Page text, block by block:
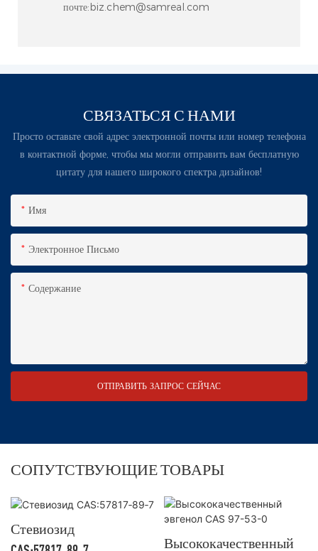
почте:biz.chem@samreal.com
СВЯЗАТЬСЯ С НАМИ
Просто оставьте свой адрес электронной почты или номер телефона
в контактной форме, чтобы мы могли отправить вам бесплатную
цитату для нашего широкого спектра дизайнов!
Имя
Электронное Письмо
Содержание
ОТПРАВИТЬ ЗАПРОС СЕЙЧАС
СОПУТСТВУЮЩИЕ ТОВАРЫ
Стевиозид
Высококачественный